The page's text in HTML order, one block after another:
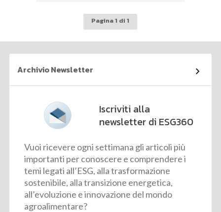
Pagina 1 di 1
Archivio Newsletter
Iscriviti alla
newsletter di ESG360
Vuoi ricevere ogni settimana gli articoli più
importanti per conoscere e comprendere i
temi legati all’ESG, alla trasformazione
sostenibile, alla transizione energetica,
all’evoluzione e innovazione del mondo
agroalimentare?